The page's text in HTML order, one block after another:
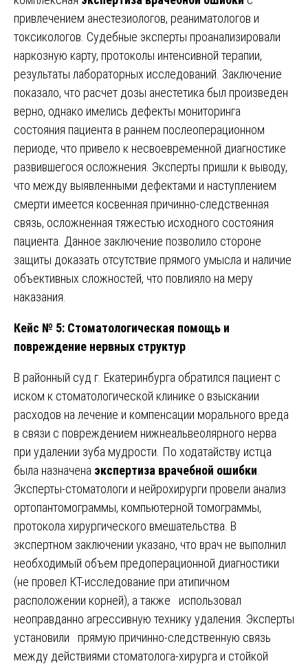
привлечением анестезиологов, реаниматологов и
токсикологов. Судебные эксперты проанализировали
наркозную карту, протоколы интенсивной терапии,
результаты лабораторных исследований. Заключение
показало, что расчет дозы анестетика был произведен
верно, однако имелись дефекты мониторинга
состояния пациента в раннем послеоперационном
периоде, что привело к несвоевременной диагностике
развившегося осложнения. Эксперты пришли к выводу,
что между выявленными дефектами и наступлением
смерти имеется косвенная причинно-следственная
связь, осложненная тяжестью исходного состояния
пациента. Данное заключение позволило стороне
защиты доказать отсутствие прямого умысла и наличие
объективных сложностей, что повлияло на меру
наказания.
Кейс № 5: Стоматологическая помощь и
повреждение нервных структур
В районный суд г. Екатеринбурга обратился пациент с
иском к стоматологической клинике о взыскании
расходов на лечение и компенсации морального вреда
в связи с повреждением нижнеальвеолярного нерва
при удалении зуба мудрости. По ходатайству истца
была назначена экспертиза врачебной ошибки
Эксперты-стоматологи и нейрохирурги провели анализ
ортопантомограммы, компьютерной томограммы,
протокола хирургического вмешательства. В
экспертном заключении указано, что врач не выполнил
необходимый объем предоперационной диагностики
(не провел КТ-исследование при атипичном
расположении корней), а также использовал
неоправданно агрессивную технику удаления. Эксперты
установили прямую причинно-следственную связь
между действиями стоматолога-хирурга и стойкой